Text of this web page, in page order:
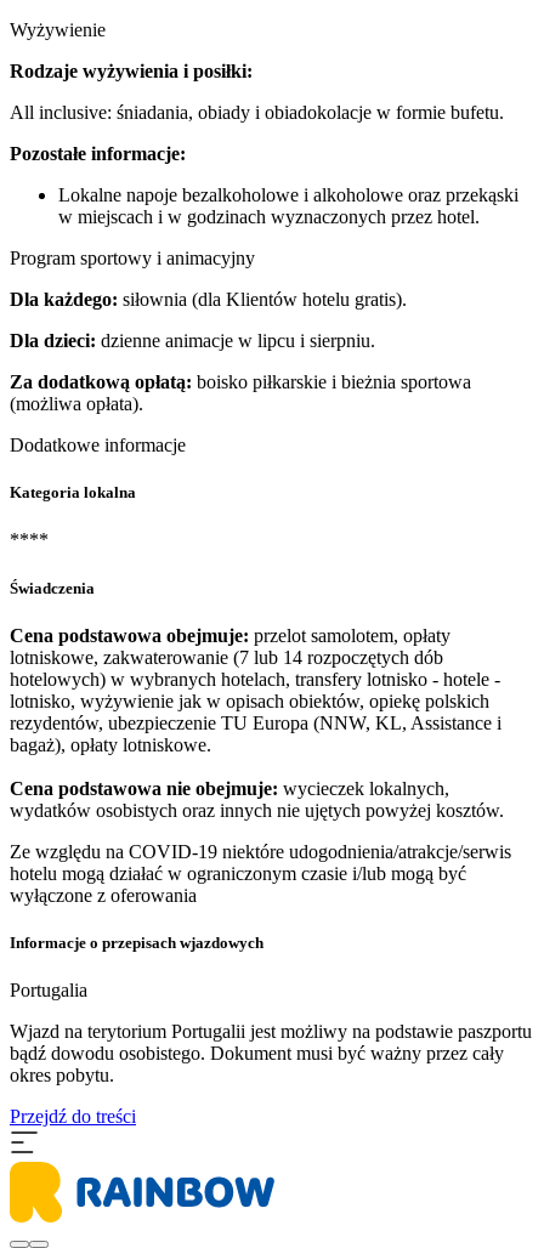
Wyżywienie
Rodzaje wyżywienia i posiłki:
All inclusive: śniadania, obiady i obiadokolacje w formie bufetu.
Pozostałe informacje:
Lokalne napoje bezalkoholowe i alkoholowe oraz przekąski
w miejscach i w godzinach wyznaczonych przez hotel.
Program sportowy i animacyjny
Dla każdego: siłownia (dla Klientów hotelu gratis).
Dla dzieci: dzienne animacje w lipcu i sierpniu.
Za dodatkową opłatą: boisko piłkarskie i bieżnia sportowa
(możliwa opłata).
Dodatkowe informacje
Kategoria lokalna
****
Świadczenia
Cena podstawowa obejmuje: przelot samolotem, opłaty
lotniskowe, zakwaterowanie (7 lub 14 rozpoczętych dób
hotelowych) w wybranych hotelach, transfery lotnisko - hotele -
lotnisko, wyżywienie jak w opisach obiektów, opiekę polskich
rezydentów, ubezpieczenie TU Europa (NNW, KL, Assistance i
bagaż), opłaty lotniskowe.
Cena podstawowa nie obejmuje: wycieczek lokalnych,
wydatków osobistych oraz innych nie ujętych powyżej kosztów.
Ze względu na COVID-19 niektóre udogodnienia/atrakcje/serwis
hotelu mogą działać w ograniczonym czasie i/lub mogą być
wyłączone z oferowania
Informacje o przepisach wjazdowych
Portugalia
Wjazd na terytorium Portugalii jest możliwy na podstawie paszportu
bądź dowodu osobistego. Dokument musi być ważny przez cały
okres pobytu.
Przejdź do treści